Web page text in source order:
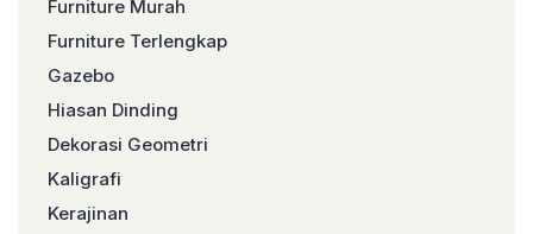
Furniture Murah
Furniture Terlengkap
Gazebo
Hiasan Dinding
Dekorasi Geometri
Kaligrafi
Kerajinan